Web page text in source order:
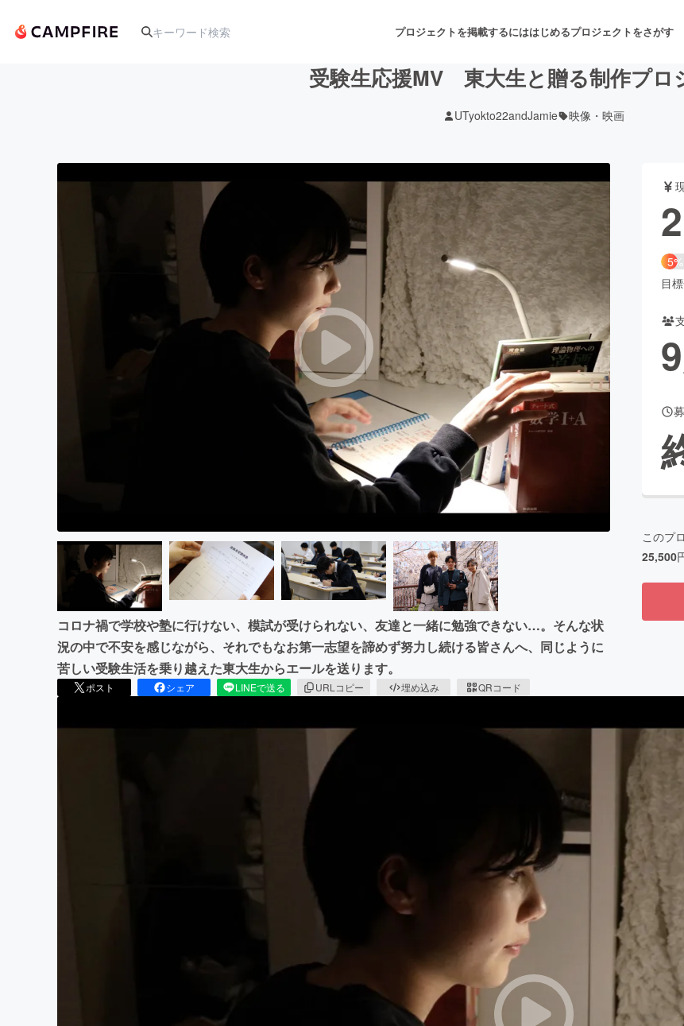
プロジェクトを掲載するにははじめるプロジェクトをさがす
アート・写真 音楽 舞台・パフォーマ
テクノロジー・ガジェット ゲーム・サービス開発 フード・飲食店
映像・映画 書籍・雑誌出版 アニメ・漫画
ビジネス・起業 チャレンジ ビューティー・ヘ
まちづくり・地域活性化
CAMPFIRE for Social GoodCAMPFIRE Creation
CAMPFIREふるさと納税
受験生応援MV 東大生と贈る制作プロ
UTyokto22andJamie 映像・映画
コロナ禍で学校や塾に行けない、模試が受けられない、友達と一緒に勉強できない…。そんな状
況の中で不安を感じながら、それでもなお第一志望を諦めず努力し続ける皆さんへ、同じように
苦しい受験生活を乗り越えた東大生からエールを送ります。
ポスト シェア LINEで送る URLコピー 埋め込み QRコード
5%
目
9
このプ
25,500